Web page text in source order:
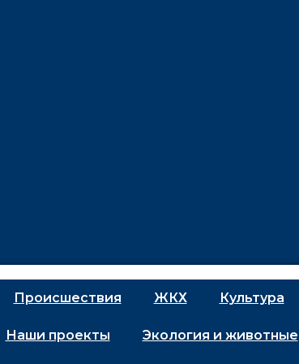
Проиcшествия ЖКХ Культура
Наши проекты Экология и животные